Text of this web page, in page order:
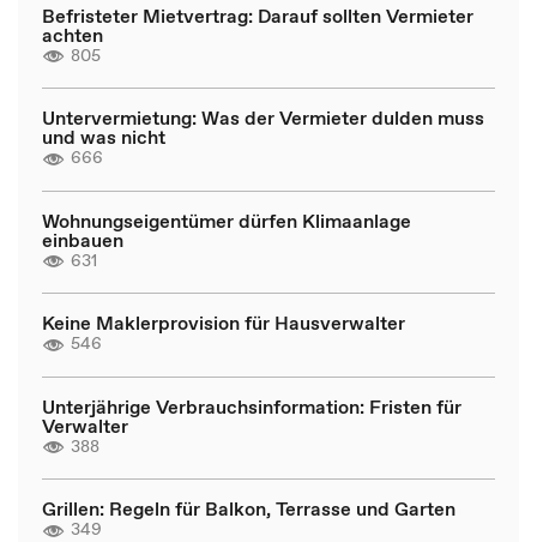
Befristeter Mietvertrag: Darauf sollten Vermieter
achten
805
Untervermietung: Was der Vermieter dulden muss
und was nicht
666
Wohnungseigentümer dürfen Klimaanlage
einbauen
631
Keine Maklerprovision für Hausverwalter
546
Unterjährige Verbrauchsinformation: Fristen für
Verwalter
388
Grillen: Regeln für Balkon, Terrasse und Garten
349